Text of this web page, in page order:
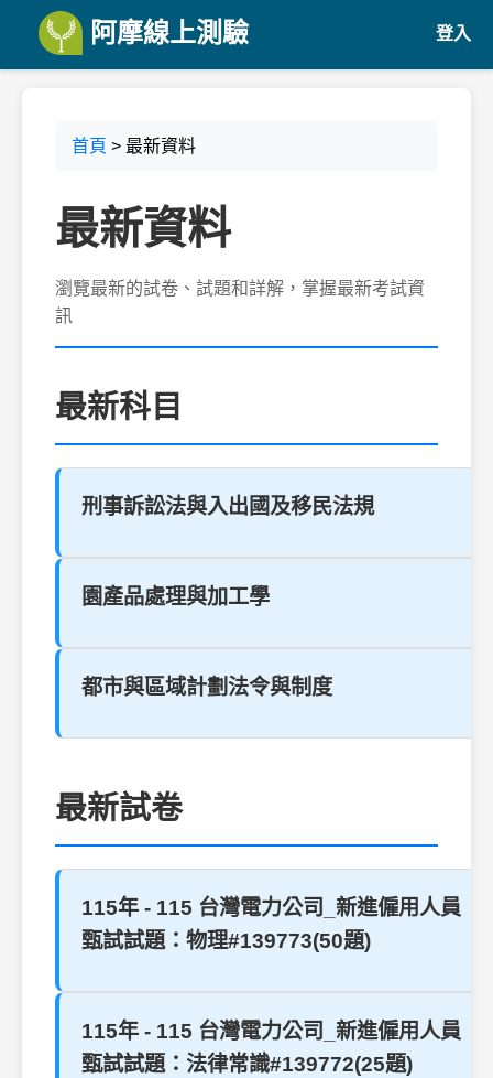
阿摩線上測驗 登入
首頁 > 最新資料
最新資料
瀏覽最新的試卷、試題和詳解，掌握最新考試資
訊
最新科目
刑事訴訟法與入出國及移民法規
園產品處理與加工學
都市與區域計劃法令與制度
最新試卷
115年 - 115 台灣電力公司_新進僱用人員
甄試試題：物理#139773(50題)
115年 - 115 台灣電力公司_新進僱用人員
甄試試題：法律常識#139772(25題)